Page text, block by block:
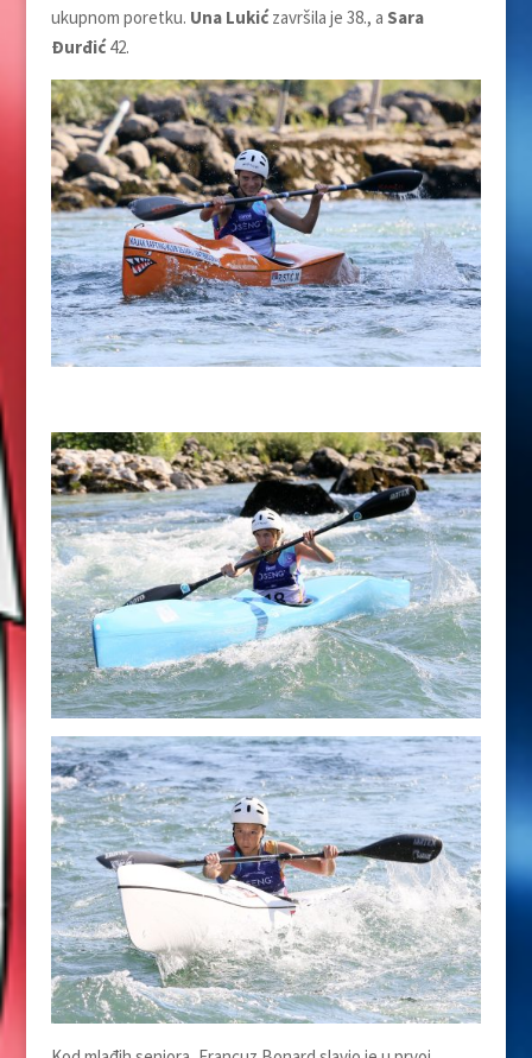
ukupnom poretku. Una Lukićzavršila je 38., a Sara
Đurđić42.